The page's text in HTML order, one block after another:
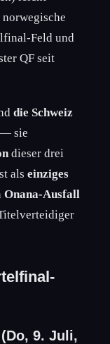
Feld und
QF seit
die Schweiz
— sie
dieser drei
als einziges
Onana-Ausfall
9. Juli,